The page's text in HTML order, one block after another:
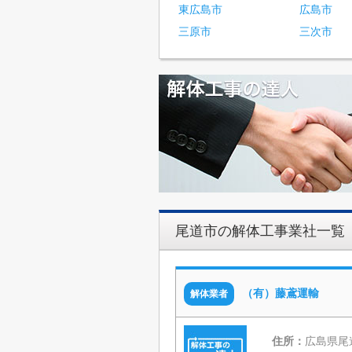
東広島市
広島市
三原市
三次市
尾道市の解体工事業社一覧
解体業者 （有）藤鳶運輸
住所： 広島県